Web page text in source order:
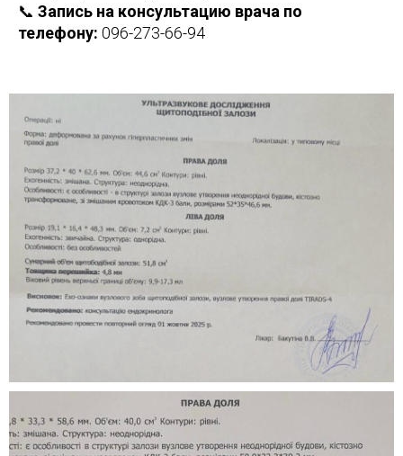
📞 Запись на консультацию врача по
телефону: 096-273-66-94